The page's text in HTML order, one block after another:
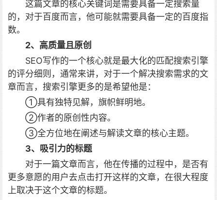
这篇文章的核心关键词是需要具备一定搜索量
的，对于百度而言，他可能就需要具备一定的百度指
数。
2、高质量且原创
SEO写作的一个核心就是最大化的匹配搜索引擎
的评分细则，通常来讲，对于一个解决搜索需求的文
章而言，搜索引擎更多的是希望他是：
①具有独特见解，旗帜鲜明地。
②作者的原创性内容。
③全方位地在阐述与解读文章的核心主题。
3、吸引力的标题
对于一篇文章而言，他在传播的过程中，是否有
更多意愿的用户去点击打开这样的文章，在很大程度
上取决于这个文章的标题。